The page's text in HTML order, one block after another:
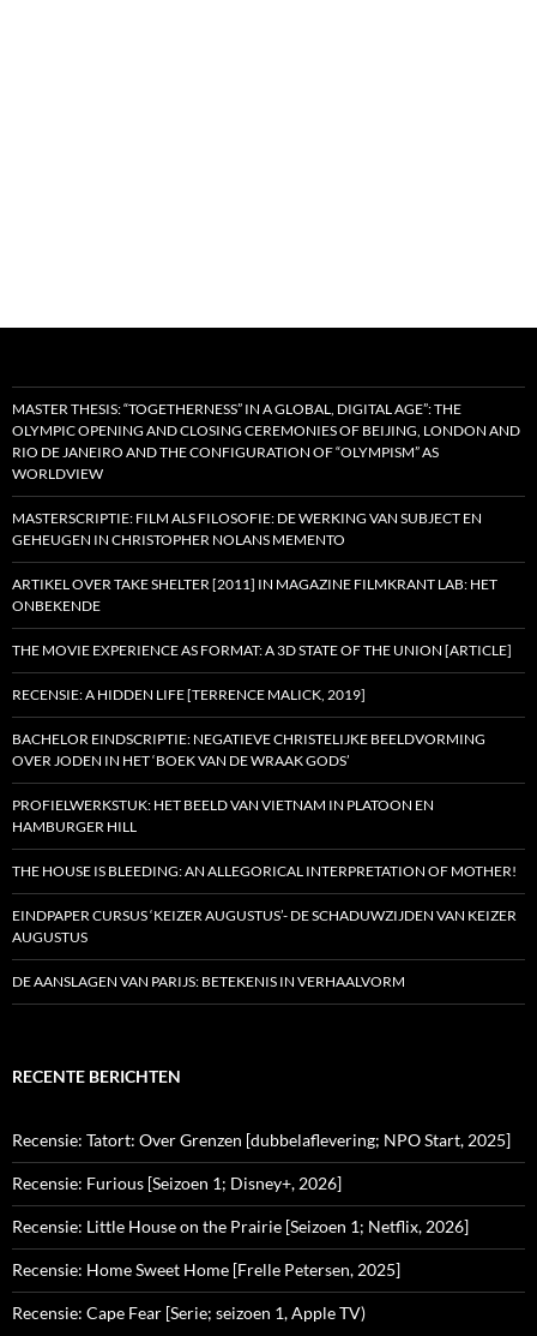
MASTER THESIS: “TOGETHERNESS” IN A GLOBAL, DIGITAL AGE”: THE
OLYMPIC OPENING AND CLOSING CEREMONIES OF BEIJING, LONDON AND
RIO DE JANEIRO AND THE CONFIGURATION OF “OLYMPISM” AS
WORLDVIEW
MASTERSCRIPTIE: FILM ALS FILOSOFIE: DE WERKING VAN SUBJECT EN
GEHEUGEN IN CHRISTOPHER NOLANS MEMENTO
ARTIKEL OVER TAKE SHELTER [2011] IN MAGAZINE FILMKRANT LAB: HET
ONBEKENDE
THE MOVIE EXPERIENCE AS FORMAT: A 3D STATE OF THE UNION [ARTICLE]
RECENSIE: A HIDDEN LIFE [TERRENCE MALICK, 2019]
BACHELOR EINDSCRIPTIE: NEGATIEVE CHRISTELIJKE BEELDVORMING
OVER JODEN IN HET ‘BOEK VAN DE WRAAK GODS’
PROFIELWERKSTUK: HET BEELD VAN VIETNAM IN PLATOON EN
HAMBURGER HILL
THE HOUSE IS BLEEDING: AN ALLEGORICAL INTERPRETATION OF MOTHER!
EINDPAPER CURSUS ‘KEIZER AUGUSTUS’- DE SCHADUWZIJDEN VAN KEIZER
AUGUSTUS
DE AANSLAGEN VAN PARIJS: BETEKENIS IN VERHAALVORM
RECENTE BERICHTEN
Recensie: Tatort: Over Grenzen [dubbelaflevering; NPO Start, 2025]
Recensie: Furious [Seizoen 1; Disney+, 2026]
Recensie: Little House on the Prairie [Seizoen 1; Netflix, 2026]
Recensie: Home Sweet Home [Frelle Petersen, 2025]
Recensie: Cape Fear [Serie; seizoen 1, Apple TV)